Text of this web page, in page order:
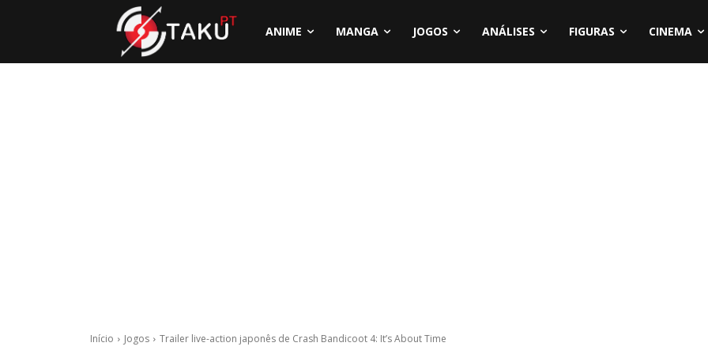
ANIME MANGA JOGOS ANÁLISES FIGURAS CINEMA
Início Jogos Trailer live-action japonês de Crash Bandicoot 4: It’s About Time